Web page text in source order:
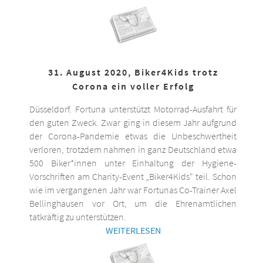
31. August 2020, Biker4Kids trotz
Corona ein voller Erfolg
Düsseldorf. Fortuna unterstützt Motorrad-Ausfahrt für
den guten Zweck. Zwar ging in diesem Jahr aufgrund
der Corona-Pandemie etwas die Unbeschwertheit
verloren, trotzdem nahmen in ganz Deutschland etwa
500 Biker*innen unter Einhaltung der Hygiene-
Vorschriften am Charity-Event „Biker4Kids“ teil. Schon
wie im vergangenen Jahr war Fortunas Co-Trainer Axel
Bellinghausen vor Ort, um die Ehrenamtlichen
tatkräftig zu unterstützen.
WEITERLESEN